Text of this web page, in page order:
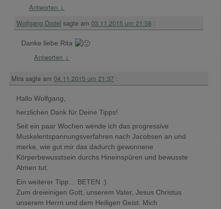
Antworten ↓
Wolfgang Dodel sagte am 03.11.2015 um 21:58 :
Danke liebe Rita
Antworten ↓
Mira sagte am 04.11.2015 um 21:37 :
Hallo Wolfgang,
herzlichen Dank für Deine Tipps!
Seit ein paar Wochen wende ich das progressive
Muskelentspannungsverfahren nach Jacobsen an und
merke, wie gut mir das dadurch gewonnene
Körperbewusstsein durchs Hineinspüren und bewusste
Atmen tut.
Ein weiterer Tipp… BETEN :).
Zum dreieinigen Gott, unserem Vater, Jesus Christus
unserem Herrn und dem Heiligen Geist. Mich